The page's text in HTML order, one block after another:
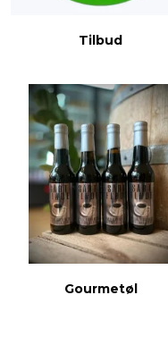
Tilbud
Gourmetøl